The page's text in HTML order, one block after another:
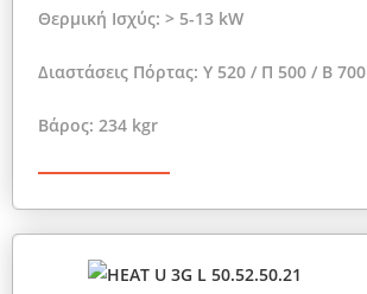
Θερμική Ισχύς: > 5-13 kW
Διαστάσεις Πόρτας: Y 520 / Π 500 / Β 700
Βάρος: 234 kgr